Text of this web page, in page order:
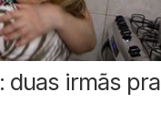
duas irmãs pra